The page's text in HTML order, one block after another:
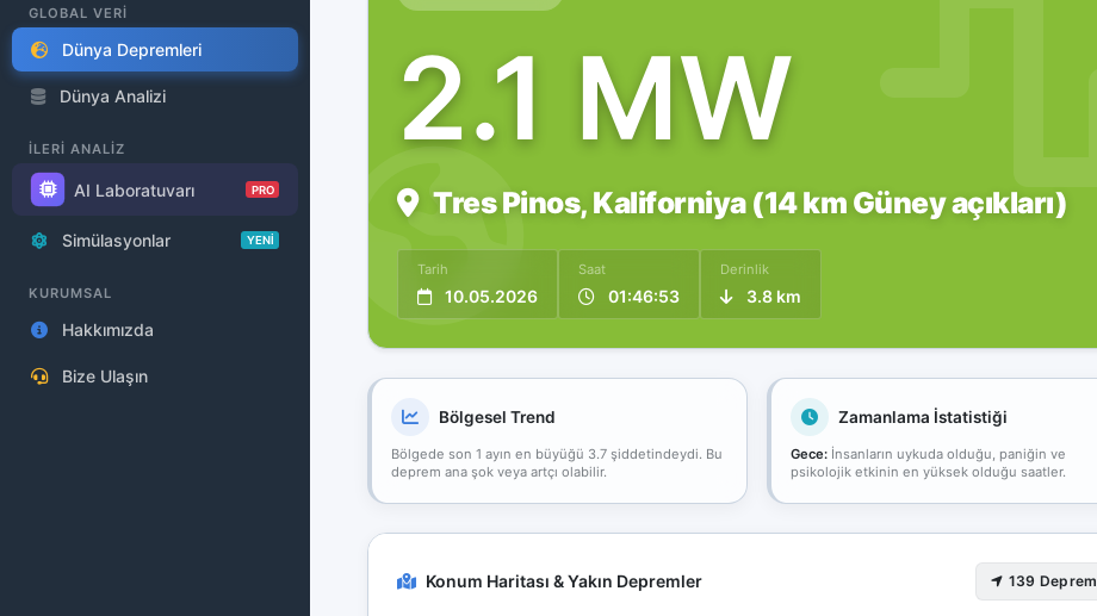
GLOBAL VERİ
Dünya Depremleri
Dünya Analizi
İLERİ ANALİZ
AI Laboratuvarı PRO
Simülasyonlar YENİ
KURUMSAL
Hakkımızda
Bize Ulaşın
2.1 MW
Tres Pinos, Kaliforniya (14 km Güney açıkları)
Tarih
10.05.2026
Saat
01:46:53
Derinlik
3.8 km
Bölgesel Trend
Bölgede son 1 ayın en büyüğü 3.7 şiddetindeydi. Bu
deprem ana şok veya artçı olabilir.
Zamanlama İstatistiği
Gece:İnsanların uykuda olduğu, paniğin ve
psikolojik etkinin en yüksek olduğu saatler.
Konum Haritası & Yakın Depremler 139 Deprem